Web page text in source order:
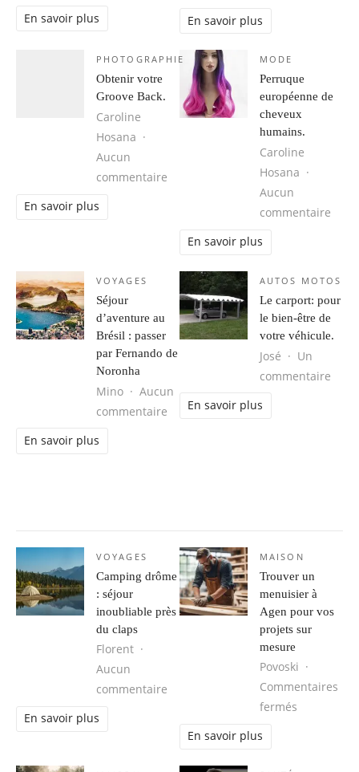
En savoir plus En savoir plus
PHOTOGRAPHIE
Obtenir votre
Groove Back.
Caroline
Hosana
Aucun
commentaire sur Obtenir votre Groove Back.
En savoir plus
MODE
Perruque
européenne de
cheveux
humains.
Caroline
Hosana
Aucun
commentaire
En savoir plus
VOYAGES
Séjour
d’aventure au
Brésil : passer
par Fernando de
Noronha
Mino
Aucun
commentaire sur Séjour d’aventure au Brésil :
En savoir plus
AUTOS MOTOS
Le carport: pour
le bien-être de
votre véhicule.
José
Un
commentaire
En savoir plus
VOYAGES
Camping drôme
: séjour
inoubliable près
du claps
Florent
Aucun
commentaire sur Camping drôme : séjour
En savoir plus
MAISON
Trouver un
menuisier à
Agen pour vos
projets sur
mesure
Povoski
Commentaires
fermés
En savoir plus